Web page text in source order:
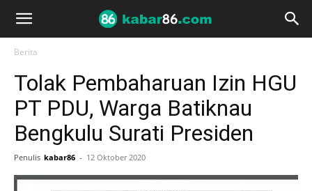
Berita
Tolak Pembaharuan Izin HGU
PT PDU, Warga Batiknau
Bengkulu Surati Presiden
Penulis kabar86 - 12 Oktober 2020